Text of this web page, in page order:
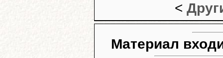
<
Материал